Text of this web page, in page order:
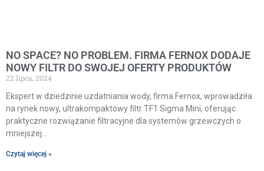
NO SPACE? NO PROBLEM. FIRMA FERNOX DODAJE
NOWY FILTR DO SWOJEJ OFERTY PRODUKTÓW
22 lipca, 2024
Ekspert w dziedzinie uzdatniania wody, firma Fernox, wprowadziła
na rynek nowy, ultrakompaktowy filtr TF1 Sigma Mini, oferując
praktyczne rozwiązanie filtracyjne dla systemów grzewczych o
mniejszej
Czytaj więcej »